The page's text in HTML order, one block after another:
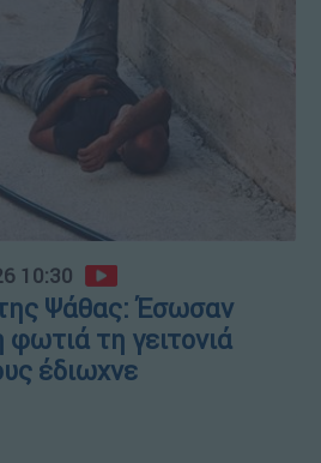
10:30
Ψάθας: Έσωσαν
τη γειτονιά
έδιωχνε